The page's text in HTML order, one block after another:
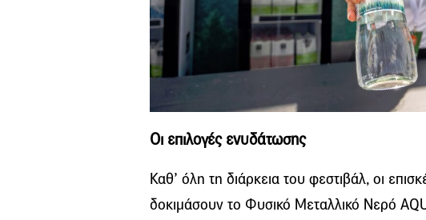
Οι επιλογές ενυδάτωσης
Καθ’ όλη τη διάρκεια του φεστιβάλ, οι
δοκιμάσουν το Φυσικό Μεταλλικό Νερό